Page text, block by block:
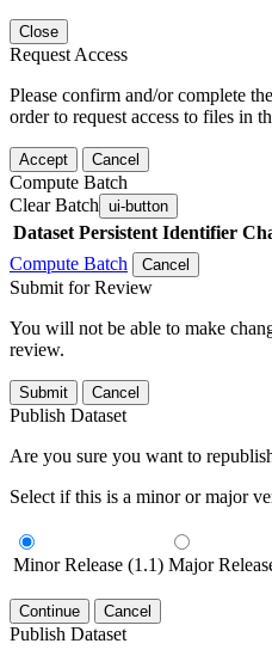
Close
Request Access
Please confirm and/or complete
order to request access to files in
Accept Cancel
Compute Batch
Clear Batch ui-button
Dataset Persistent Identifier
Compute Batch
Cancel
Submit for Review
You will not be able to make
review.
Submit Cancel
Publish Dataset
Are you sure you want to
Select if this is a minor or major
Minor Release (1.1) Major
Continue Cancel
Publish Dataset